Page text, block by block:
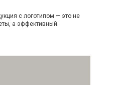
с логотипом — это не
а эффективный